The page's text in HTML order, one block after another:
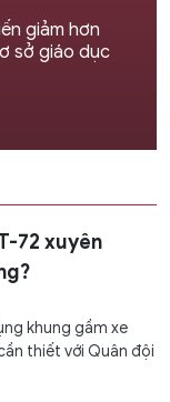
giảm hơn
sở giáo dục
72 xuyên
khung gầm xe
thiết với Quân đội